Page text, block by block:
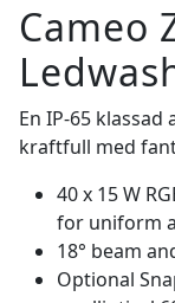
Cameo
En IP-65
kraftfull med
40 x 15 W
for uniform
18° beam
Optional